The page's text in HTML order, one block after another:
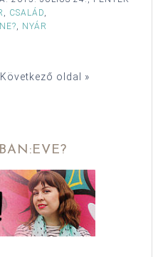
, CSALÁD,
, NYÁR
Következő oldal »